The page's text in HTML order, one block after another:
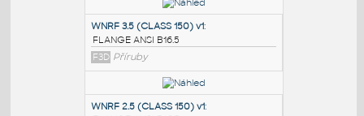
FLANGE ANSI B16.5
F3D Příruby
WNRF 5 (CLASS 150) v1
FLANGE ANSI B16.5